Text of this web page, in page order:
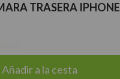
TRASERA IPHONE
Añadir a la cesta